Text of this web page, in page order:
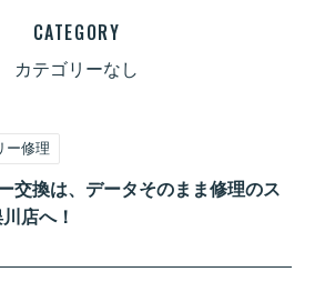
CATEGORY
カテゴリーなし
ー修理
交換は、データそのまま修理のス
店へ！